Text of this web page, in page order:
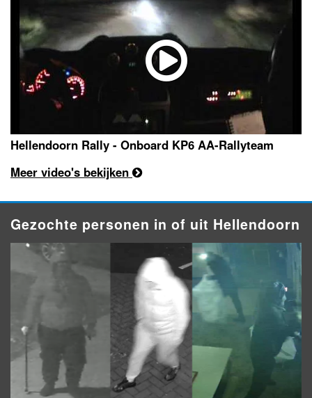
Hellendoorn Rally - Onboard KP6 AA-Rallyteam
Meer video's bekijken
Gezochte personen in of uit Hellendoorn